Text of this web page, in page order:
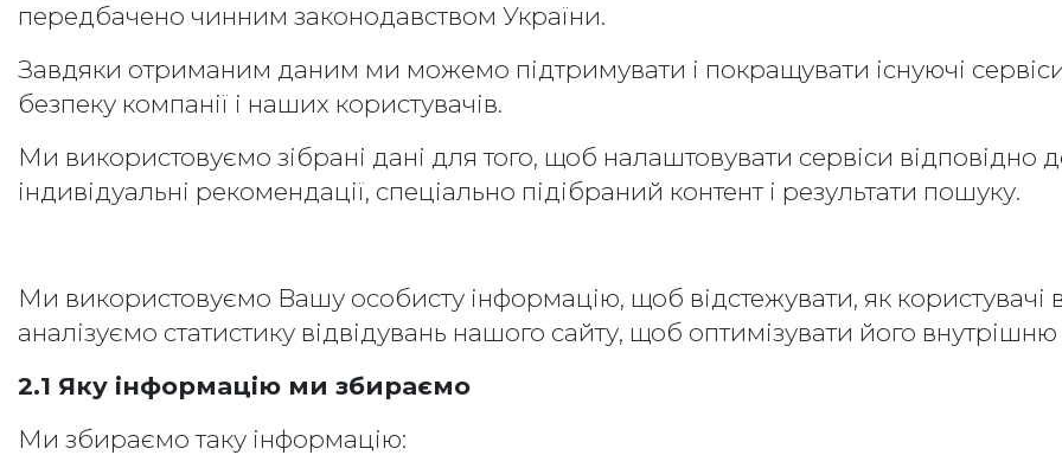
передбачено чинним законодавством України.
Завдяки отриманим даним ми можемо підтримувати і покращувати існуючі
безпеку компанії і наших користувачів.
Ми використовуємо зібрані дані для того, щоб налаштовувати сервіси відповідно
індивідуальні рекомендації, спеціально підібраний контент і результати пошуку.
Ми використовуємо Вашу особисту інформацію, щоб відстежувати, як
аналізуємо статистику відвідувань нашого сайту, щоб оптимізувати його внутрішню
2.1 Яку інформацію ми збираємо
Ми збираємо таку інформацію: